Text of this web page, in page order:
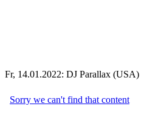
Fr, 14.01.2022: DJ Parallax (USA)